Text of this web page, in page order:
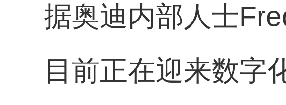
据奥迪内部人士
目前正在迎来数字